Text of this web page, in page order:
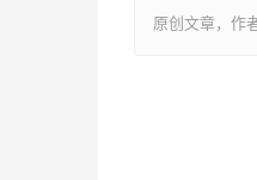
原创文章，